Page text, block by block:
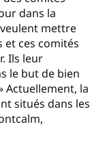
dans la
mettre
et ces comités
Ils leur
le but de bien
Actuellement, la
situés dans les